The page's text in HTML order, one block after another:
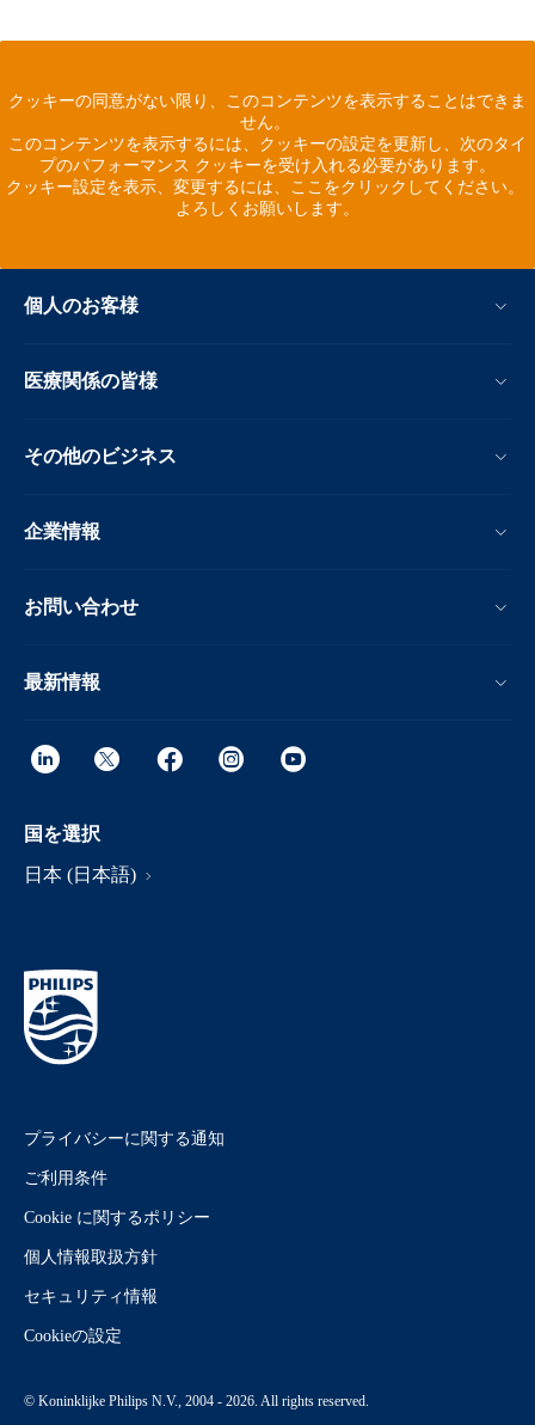
クッキーの同意がない限り、このコンテンツを表示することはできま
せん。
このコンテンツを表示するには、クッキーの設定を更新し、次のタイ
プのパフォーマンス クッキーを受け入れる必要があります。
クッキー設定を表示、変更するには、ここをクリックしてください。
よろしくお願いします。
個人のお客様
医療関係の皆様
その他のビジネス
企業情報
お問い合わせ
最新情報
国を選択
日本 (日本語)
プライバシーに関する通知
ご利用条件
Cookie に関するポリシー
個人情報取扱方針
セキュリティ情報
Cookieの設定
© Koninklijke Philips N.V., 2004 - 2026. All rights reserved.